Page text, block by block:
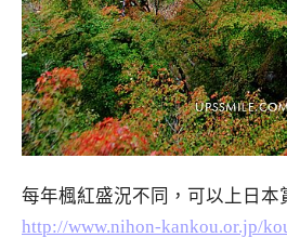
每年楓紅盛況不同，可以上日本
http://www.nihon-kankou.or.jp/